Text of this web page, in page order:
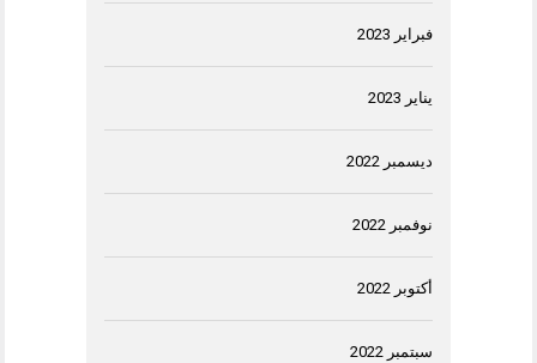
فبراير 2023
يناير 2023
ديسمبر 2022
نوفمبر 2022
أكتوبر 2022
سبتمبر 2022